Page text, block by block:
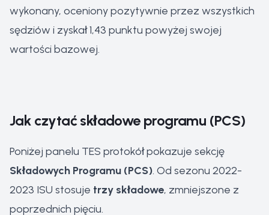
wykonany, oceniony pozytywnie przez wszystkich
sędziów i zyskał 1,43 punktu powyżej swojej
wartości bazowej.
Jak czytać składowe programu (PCS)
Poniżej panelu TES protokół pokazuje sekcję
Składowych Programu (PCS). Od sezonu 2022-
2023 ISU stosuje trzy składowe, zmniejszone z
poprzednich pięciu.